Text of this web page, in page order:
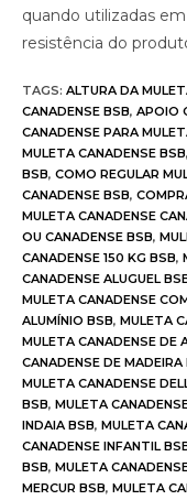
quando utilizadas
resistência do
TAGS: ALTURA DA
CANADENSE BSB, APOIO
CANADENSE PARA
MULETA CANADENSE BSB,
BSB, COMO REGULAR
CANADENSE BSB,
MULETA CANADENSE
OU CANADENSE BSB,
CANADENSE 150 KG BSB,
CANADENSE ALUGUEL
MULETA CANADENSE
ALUMÍNIO BSB, MULETA
MULETA CANADENSE DE
CANADENSE DE MADEIRA
MULETA CANADENSE
BSB, MULETA
INDAIA BSB, MULETA
CANADENSE INFANTIL
BSB, MULETA
MERCUR BSB, MULETA